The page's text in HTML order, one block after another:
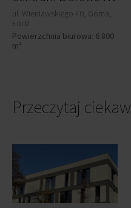
ul. Wieniawskiego 40, Górna,
Łódź
Powierzchnia biurowa: 6 800
m²
Przeczytaj